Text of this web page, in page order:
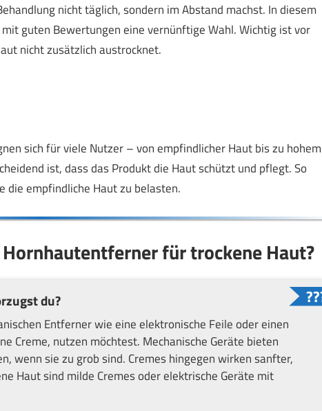
nicht täglich, sondern im Abstand machst. In diesem
guten Bewertungen eine vernünftige Wahl. Wichtig ist vor
nicht zusätzlich austrocknet.
sich für viele Nutzer – von empfindlicher Haut bis zu hohem
ist, dass das Produkt die Haut schützt und pflegt. So
empfindliche Haut zu belasten.
für trockene Haut?
du?
Entferner wie eine elektronische Feile oder einen
Creme, nutzen möchtest. Mechanische Geräte bieten
wenn sie zu grob sind. Cremes hingegen wirken sanfter,
Haut sind milde Cremes oder elektrische Geräte mit